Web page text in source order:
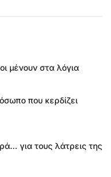
μένουν στα λόγια
που κερδίζει
για τους λάτρεις της